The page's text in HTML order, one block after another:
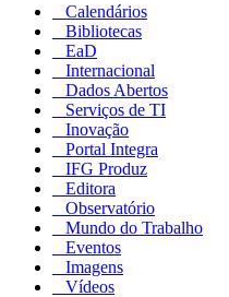
Calendários
Bibliotecas
EaD
Internacional
Dados Abertos
Serviços de TI
Inovação
Portal Integra
IFG Produz
Editora
Observatório
Mundo do Trabalho
Eventos
Imagens
Vídeos